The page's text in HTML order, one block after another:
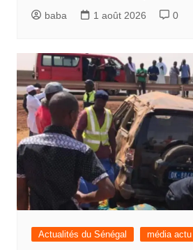
baba 1 août 2026 0
Actualités du Sénégal média actu